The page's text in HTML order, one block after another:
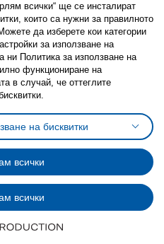
на бисквитки (Cookies)
на бисквитки
Обща политика за личните данни
данни на ikea.bg
IKEA Family
на програма IKEA Family
B.V. 1999 - 2025
всички“ ще се инсталират
които са нужни за правилното
да изберете кои категории
за използване на
ни Политика за използване на
функциониране на
в случай, че оттеглите
на бисквитки
всички
всички